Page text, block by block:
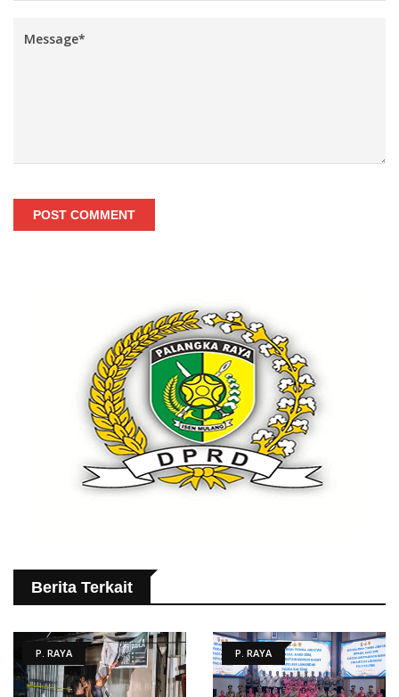
POST COMMENT
Berita Terkait
P. RAYA P. RAYA